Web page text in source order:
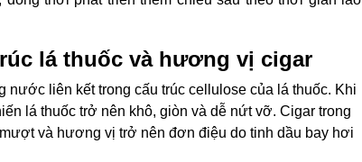
lá thuốc và hương vị cigar
liên kết trong cấu trúc cellulose của lá thuốc. Khi
lá thuốc trở nên khô, giòn và dễ nứt vỡ. Cigar trong
và hương vị trở nên đơn điệu do tinh dầu bay hơi